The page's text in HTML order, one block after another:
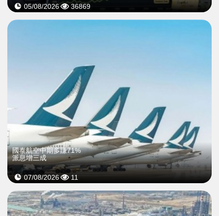
05/08/2026 36869
國泰航空中期多賺71%
派息增三成
07/08/2026 11